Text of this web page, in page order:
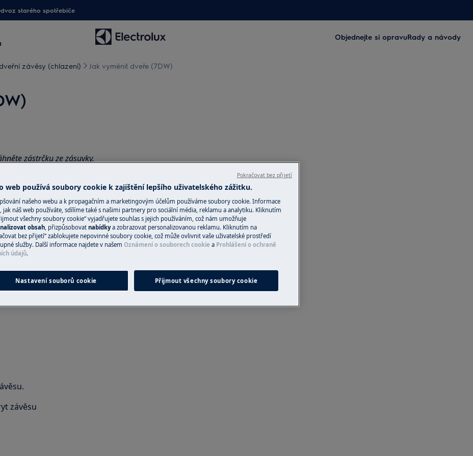
starého spotřebiče
Objednejte si opravuRady a návody
závěsy (chlazení) Jak vyměnit dveře (7DW)
zástrčku zezásuvky.
těžkých spotřebičů je nutné jej
neodborná oprava může mít
správně
závěsu
web používá soubory cookie k zajištění lepšího uživatelského zážitku.
našeho webu a k propagačním a marketingovým účelům používáme soubory cookie. Informace
jak náš web používáte, sdílíme také s našimi partnery pro sociální média, reklamu a analytiku. Kliknutím
všechny soubory cookie“ vyjadřujete souhlas s jejich používáním, což nám umožňuje
obsah, přizpůsobovat nabídkya zobrazovat personalizovanou reklamu. Kliknutím na
bez přijetí“ zablokujete nepovinné soubory cookie, což může ovlivnit vaše uživatelské prostředí
služby. Další informace najdete v našem Oznámení o souborech cookie a Prohlášení o ochraně
údajů.
Nastavení souborů cookie Přijmout všechny soubory cookie
Pokračovat bez přijetí